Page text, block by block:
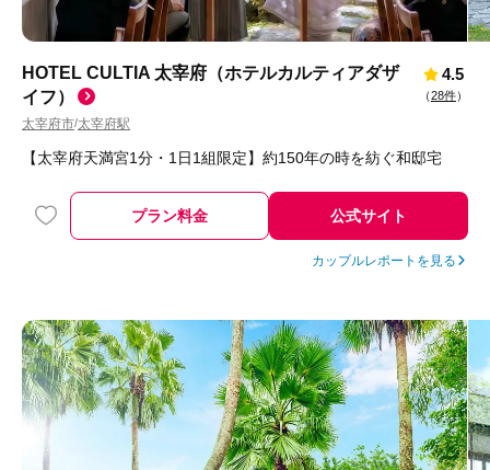
HOTEL CULTIA 太宰府（ホテルカルティアダザ
イフ）
太宰府市/太宰府駅
4.5
（28件）
【太宰府天満宮1分・1日1組限定】約150年の時を紡ぐ和邸宅
プラン料金 公式サイト
カップルレポートを見る